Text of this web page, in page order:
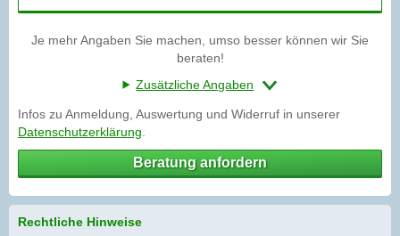
Je mehr Angaben Sie machen, umso besser können wir Sie
beraten!
Zusätzliche Angaben
Infos zu Anmeldung, Auswertung und Widerruf in unserer
Datenschutzerklärung
Beratung anfordern
Rechtliche Hinweise